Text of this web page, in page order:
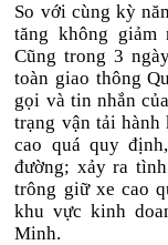
So với cùng kỳ
tăng không giảm
Cũng trong 3
toàn giao thông
gọi và tin nhắn
trạng vận tải
cao quá quy
đường; xảy ra
trông giữ xe cao
khu vực kinh
Minh.